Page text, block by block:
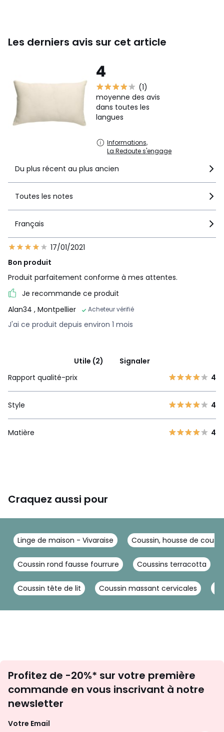
Les derniers avis sur cet article
4
(1)
moyenne des avis
dans toutes les
langues
Informations,
La Redoute s'engage
Du plus récent au plus ancien
Toutes les notes
Français
17/01/2021
Bon produit
Produit parfaitement conforme à mes attentes.
Je recommande ce produit
Alan34 , Montpellier Acheteur vérifié
J'ai ce produit depuis environ 1 mois
Utile (2)
Signaler
Rapport qualité-prix
4
Style 4
Matière 4
Craquez aussi pour
Linge de maison - Vivaraise Coussin, housse de
Coussin rond fausse fourrure Coussins terracotta
Coussin tête de lit Coussin massant cervicales
newsletter
Profitez de -20%* sur votre première
commande en vous inscrivant à notre
newsletter
Votre Email